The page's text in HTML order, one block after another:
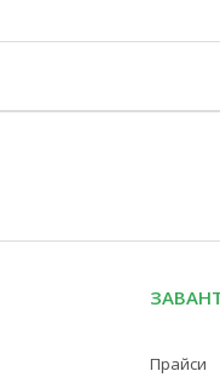
Прайси